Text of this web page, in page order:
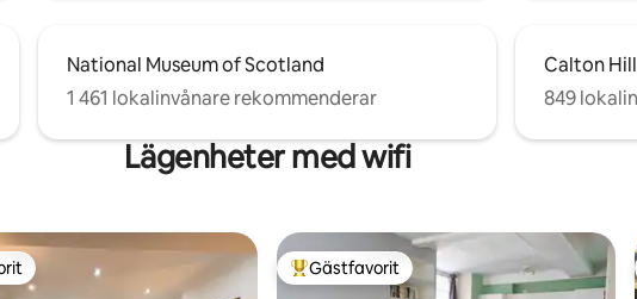
National Museum of Scotland
1 461 lokalinvånare rekommenderar
Calton Hill
849
Lägenheter med wifi
Populär gästfavorit
Gästfavorit